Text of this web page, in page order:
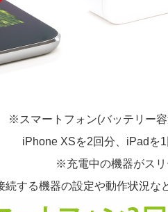
※スマートフォン(バッテリー容
iPhone XSを2回分、iPadを1
※充電中の機器がス
する機器の設定や動作状況な